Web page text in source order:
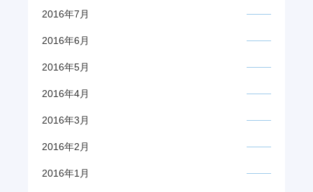
2016年7月
2016年6月
2016年5月
2016年4月
2016年3月
2016年2月
2016年1月